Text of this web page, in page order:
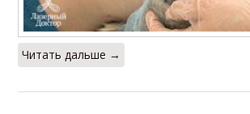
Читать дальше →